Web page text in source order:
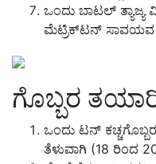
ಒಂದು ಬಾಟಲ್
ಮೆಟ್ರಿಕ್‌ಟನ್ ಸಾವಯವ
ಗೊಬ್ಬರ
ಒಂದು ಟನ್
ತೆಳುವಾಗಿ (18 ರಿಂದ